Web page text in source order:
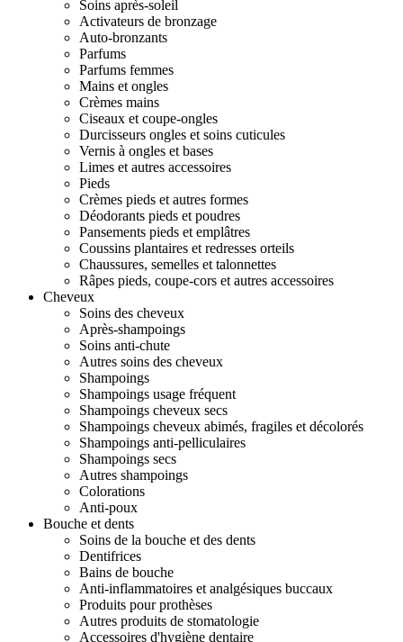
Soins après-soleil
Activateurs de bronzage
Auto-bronzants
Parfums
Parfums femmes
Mains et ongles
Crèmes mains
Ciseaux et coupe-ongles
Durcisseurs ongles et soins cuticules
Vernis à ongles et bases
Limes et autres accessoires
Pieds
Crèmes pieds et autres formes
Déodorants pieds et poudres
Pansements pieds et emplâtres
Coussins plantaires et redresses orteils
Chaussures, semelles et talonnettes
Râpes pieds, coupe-cors et autres accessoires
Cheveux
Soins des cheveux
Après-shampoings
Soins anti-chute
Autres soins des cheveux
Shampoings
Shampoings usage fréquent
Shampoings cheveux secs
Shampoings cheveux abimés, fragiles et décolorés
Shampoings anti-pelliculaires
Shampoings secs
Autres shampoings
Colorations
Anti-poux
Bouche et dents
Soins de la bouche et des dents
Dentifrices
Bains de bouche
Anti-inflammatoires et analgésiques buccaux
Produits pour prothèses
Autres produits de stomatologie
Accessoires d'hygiène dentaire